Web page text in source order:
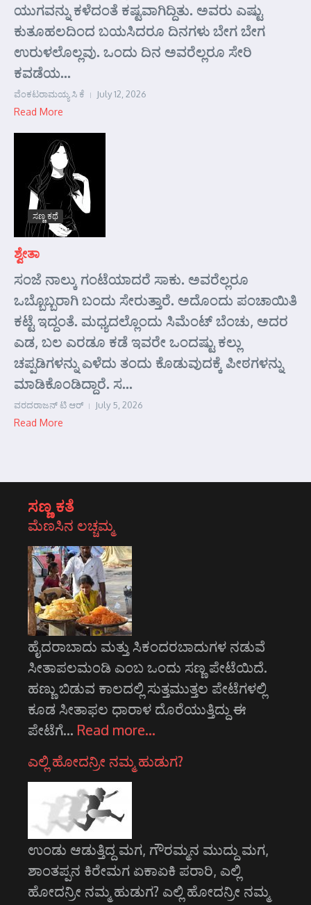
ಯುಗವನ್ನು ಕಳೆದಂತೆ ಕಷ್ಟವಾಗಿದ್ದಿತು. ಅವರು ಎಷ್ಟು
ಕುತೂಹಲದಿಂದ ಬಯಸಿದರೂ ದಿನಗಳು ಬೇಗ ಬೇಗ
ಉರುಳಲೊಲ್ಲವು. ಒಂದು ದಿನ ಅವರೆಲ್ಲರೂ ಸೇರಿ
ಕವಡೆಯ...
ವೆಂಕಟರಾಮಯ್ಯ ಸಿ ಕೆ July 12, 2026
Read More
ಸಣ್ಣ ಕಥೆ
ಶ್ವೇತಾ
ಸಂಜೆ ನಾಲ್ಕು ಗಂಟೆಯಾದರೆ ಸಾಕು. ಅವರೆಲ್ಲರೂ
ಒಬ್ಬೊಬ್ಬರಾಗಿ ಬಂದು ಸೇರುತ್ತಾರೆ. ಅದೊಂದು ಪಂಚಾಯಿತಿ
ಕಟ್ಟೆ ಇದ್ದಂತೆ. ಮಧ್ಯದಲ್ಲೊಂದು ಸಿಮೆಂಟ್ ಬೆಂಚು, ಅದರ
ಎಡ, ಬಲ ಎರಡೂ ಕಡೆ ಇವರೇ ಒಂದಷ್ಟು ಕಲ್ಲು
ಚಪ್ಪಡಿಗಳನ್ನು ಎಳೆದು ತಂದು ಕೊಡುವುದಕ್ಕೆ ಪೀಠಗಳನ್ನು
ಮಾಡಿಕೊಂಡಿದ್ದಾರೆ. ಸ...
ವರದರಾಜನ್ ಟಿ ಆರ್ July 5, 2026
Read More
ಸಣ್ಣ ಕತೆ
ಮೆಣಸಿನ ಲಚ್ಚಮ್ಮ
ಹೈದರಾಬಾದು ಮತ್ತು ಸಿಕಂದರಬಾದುಗಳ ನಡುವೆ
ಸೀತಾಪಲಮಂಡಿ ಎಂಬ ಒಂದು ಸಣ್ಣ ಪೇಟೆಯಿದೆ.
ಹಣ್ಣು ಬಿಡುವ ಕಾಲದಲ್ಲಿ ಸುತ್ತಮುತ್ತಲ ಪೇಟೆಗಳಲ್ಲಿ
ಕೂಡ ಸೀತಾಫಲ ಧಾರಾಳ ದೊರೆಯುತ್ತಿದ್ದು ಈ
ಪೇಟೆಗೆ… Read more…
ಎಲ್ಲಿ ಹೋದನ್ರೀ ನಮ್ಮ ಹುಡುಗ?
ಉಂಡು ಆಡುತ್ತಿದ್ದ ಮಗ, ಗೌರಮ್ಮನ ಮುದ್ದು ಮಗ,
ಶಾಂತಪ್ಪನ ಕಿರೇಮಗ ಏಕಾ‌ಏಕಿ ಪರಾರಿ, ಎಲ್ಲಿ
ಹೋದನ್ರೀ ನಮ್ಮ ಹುಡುಗ? ಎಲ್ಲಿ ಹೋದನ್ರೀ ನಮ್ಮ